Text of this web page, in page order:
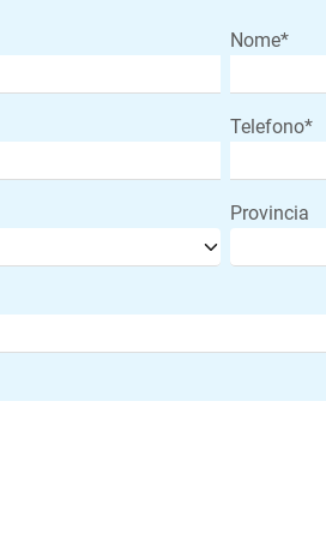
Nome*
Telefono*
Provincia